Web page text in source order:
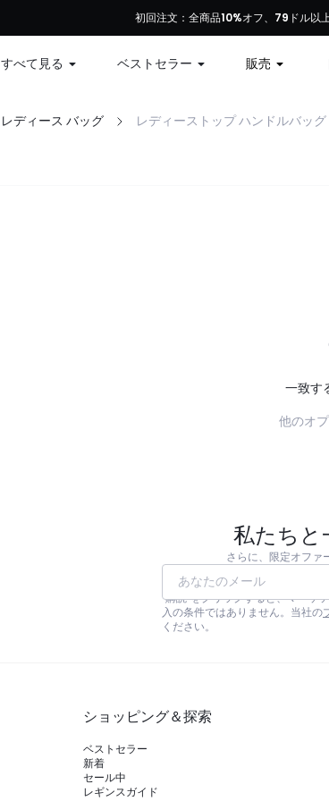
初回注文：全商品10%オフ、79ドル以
49ド
すべて見る ベストセラー 販売
レディース バッグ レディーストップ ハンドルバッグ
一致す
他のオ
私たちと
さらに、限定オファ
あなたのメール
"購読"をクリックすると、マーケ
入の条件ではありません。当社の
ください。
ショッピング＆探索
ベストセラー
新着
セール中
レギンスガイド